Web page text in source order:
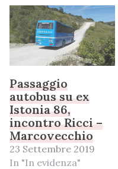
Passaggio
autobus su ex
Istonia 86,
incontro Ricci –
Marcovecchio
23 Settembre 2019
In "In evidenza"